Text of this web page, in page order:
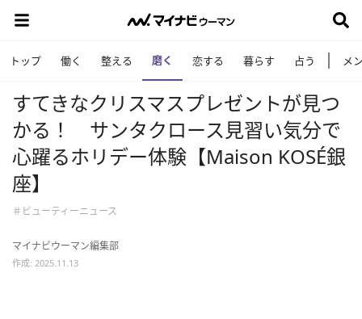
トップ 働く 整える 磨く 恋する 暮らす 占う メ
すてきなクリスマスプレゼントが見つ
かる！ サンタクロース見習い気分で
心躍るホリデー体験【Maison KOSÉ銀
座】
＃ビューティーニュース
マイナビウーマン編集部
作成: 2025.11.13